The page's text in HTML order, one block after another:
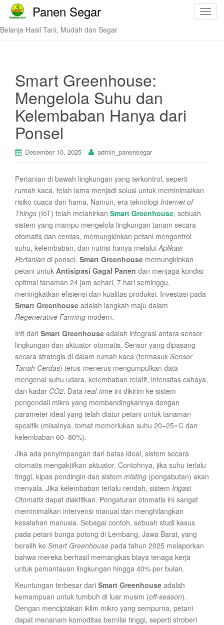
T
Panen Segar
Belanja Hasil Tani, Mudah dan Segar
Smart Greenhouse:
Mengelola Suhu dan
Kelembaban Hanya dari
Ponsel
Desember 10, 2025 admin_panensegar
Pertanian di bawah lingkungan yang terkontrol, seperti
rumah kaca, telah lama menjadi solusi untuk meminimalkan
risiko cuaca dan hama. Namun, era teknologi Internet of
Things (IoT) telah melahirkan Smart Greenhouse, sebuah
sistem yang mampu mengelola lingkungan tanam secara
otomatis dan cerdas, memungkinkan petani mengontrol
suhu, kelembaban, dan nutrisi hanya melaluiAplikasi
Pertanian di ponsel. Smart Greenhouse memungkinkan
petani untuk Antisipasi Gagal Panen dan menjaga kondisi
optimal tanaman 24 jam sehari, 7 hari seminggu,
meningkatkan efisiensi dan kualitas produksi. Investasi pada
Smart Greenhouse adalah langkah maju dalam
Regenerative Farming modern.
Inti dari Smart Greenhouse adalah integrasi antara sensor
lingkungan dan aktuator otomatis. Sensor yang dipasang
secara strategis di dalam rumah kaca (termasuk Sensor
Tanah Cerdas) terus-menerus mengumpulkan data
mengenai suhu udara, kelembaban relatif, intensitas cahaya,
dan kadar CO2. Data real-time ini dikirim ke sistem
pengendali mikro yang membandingkannya dengan
parameter ideal yang telah diatur petani untuk tanaman
spesifik (misalnya, tomat memerlukan suhu 20−25∘C dan
kelembaban 60−80%).
Jika ada penyimpangan dari batas ideal, sistem secara
otomatis mengaktifkan aktuator. Contohnya, jika suhu terlalu
tinggi, kipas pendingin dan sistem misting (pengabutan) akan
menyala. Jika kelembaban terlalu rendah, sistem Irigasi
Otomatis dapat diaktifkan. Pengaturan otomatis ini sangat
meminimalkan intervensi manual dan menghilangkan
kesalahan manusia. Sebagai contoh, sebuah studi kasus
pada petani bunga potong di Lembang, Jawa Barat, yang
beralih ke Smart Greenhouse pada tahun 2025 melaporkan
bahwa mereka berhasil memangkas biaya tenaga kerja
untuk pemantauan lingkungan hingga 40% per bulan.
Keuntungan terbesar dari Smart Greenhouse adalah
kemampuan untuk tumbuh di luar musim (off-season).
Dengan menciptakan iklim mikro yang sempurna, petani
dapat menanam komoditas bernilai tinggi, seperti stroberi